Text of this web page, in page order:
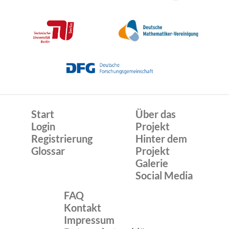
Start
Login
Registrierung
Glossar
Über das
Projekt
Hinter dem
Projekt
Galerie
Social Media
FAQ
Kontakt
Impressum